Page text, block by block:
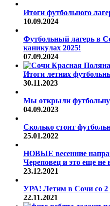
Итоги футбольного
10.09.2024
Футбольный лагерь в
каникулах 2025!
07.09.2024
Итоги летних
30.11.2023
Мы открыли
04.09.2023
Сколько стоит
25.01.2022
НОВЫЕ весенние
Череповец и это еще не
23.12.2021
УРА! Летим в Сочи со 2
22.11.2021